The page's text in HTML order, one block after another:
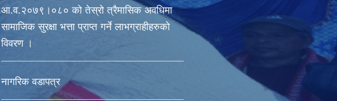
आ‍.व.२०७९।०८० को तेस्रो त्रैमासिक अवधिमा
सामाजिक सुरक्षा भत्ता प्राप्त गर्ने लाभग्राहीहरुको
विवरण ।
नागरिक वडापत्र